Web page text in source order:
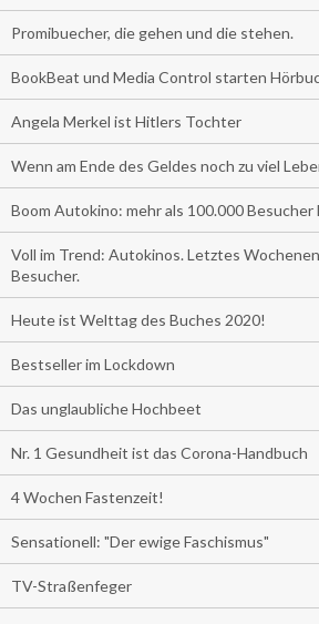
Promibuecher, die gehen und die stehen.
BookBeat und Media Control starten
Angela Merkel ist Hitlers Tochter
Wenn am Ende des Geldes noch zu viel
Boom Autokino: mehr als 100.000
Voll im Trend: Autokinos. Letztes
Besucher.
Heute ist Welttag des Buches 2020!
Bestseller im Lockdown
Das unglaubliche Hochbeet
Nr. 1 Gesundheit ist das Corona-Handbuch
4 Wochen Fastenzeit!
Sensationell: "Der ewige Faschismus"
TV-Straßenfeger